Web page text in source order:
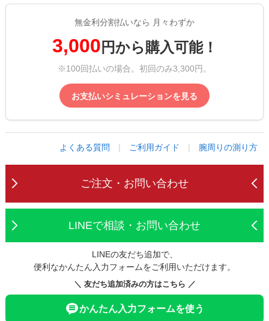
無金利分割払いなら 月々わずか
3,000 円から購入可能！
※100回払いの場合。初回のみ3,300円。
お支払いシミュレーションを見る
よくある質問 | ご利用ガイド | 腕周りの測り方
ご注文・お問い合わせ
LINEで相談・お問い合わせ
LINEの友だち追加で、
便利なかんたん入力フォームをご利用いただけます。
＼ 友だち追加済みの方はこちら ／
かんたん入力フォームを使う